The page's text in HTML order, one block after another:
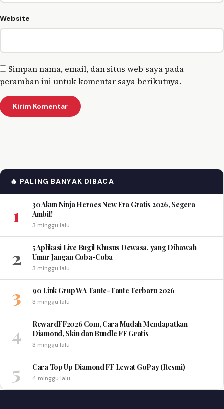
Website
Simpan nama, email, dan situs web saya pada
peramban ini untuk komentar saya berikutnya.
🔥 PALING BANYAK DIBACA
1
30 Akun Ninja Heroes New Era Gratis 2026, Segera
Ambil!
3 minggu lalu
2
5 Aplikasi Live Bugil Khusus Dewasa, yang Dibawah
Umur Jangan Coba-Coba
3 minggu lalu
3 90 Link Grup WA Tante-Tante Terbaru 2026
3 minggu lalu
4
RewardFF2026 Com, Cara Mudah Mendapatkan
Diamond, Skin dan Bundle FF Gratis
3 minggu lalu
5 Cara Top Up Diamond FF Lewat GoPay (Resmi)
4 minggu lalu